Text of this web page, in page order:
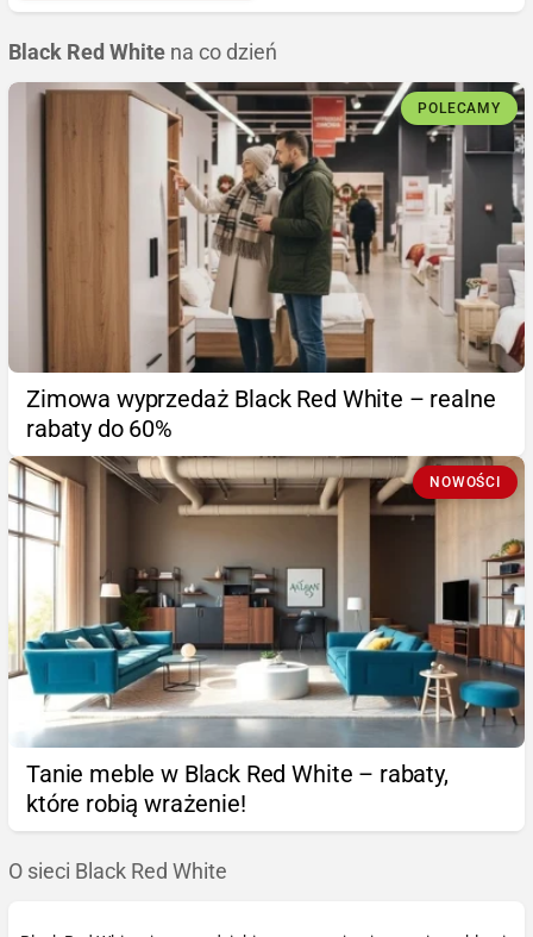
Black Red White na co dzień
POLECAMY
Zimowa wyprzedaż Black Red White – realne
rabaty do 60%
NOWOŚCI
Tanie meble w Black Red White – rabaty,
które robią wrażenie!
O sieci Black Red White